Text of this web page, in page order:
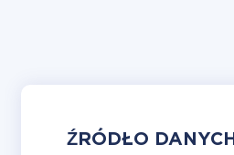
ŹRÓDŁO DANYCH